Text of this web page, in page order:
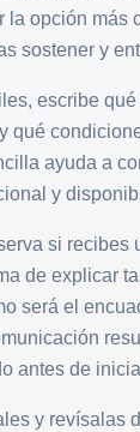
la opción más
sostener y
escribe
qué
ayuda a
y
si recibes
de explicar
será el
antes de
y revísalas